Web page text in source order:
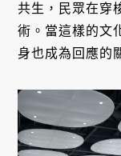
共生，民眾在穿
術。當這樣的文
身也成為回應的